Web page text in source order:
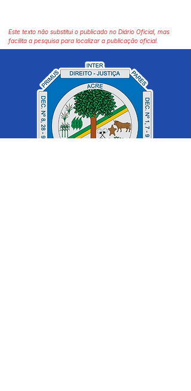
Este texto não substitui o publicado no Diário Oficial, mas
facilita a pesquisa para localizar a publicação oficial.